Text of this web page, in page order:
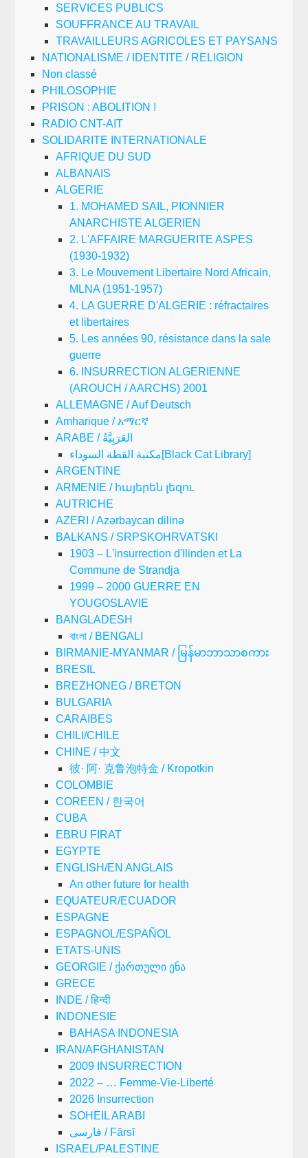
SERVICES PUBLICS
SOUFFRANCE AU TRAVAIL
TRAVAILLEURS AGRICOLES ET PAYSANS
NATIONALISME / IDENTITE / RELIGION
Non classé
PHILOSOPHIE
PRISON : ABOLITION !
RADIO CNT-AIT
SOLIDARITE INTERNATIONALE
AFRIQUE DU SUD
ALBANAIS
ALGERIE
1. MOHAMED SAIL, PIONNIER
ANARCHISTE ALGERIEN
2. L'AFFAIRE MARGUERITE ASPES
(1930-1932)
3. Le Mouvement Libertaire Nord Africain,
MLNA (1951-1957)
4. LA GUERRE D'ALGERIE : réfractaires
et libertaires
5. Les années 90, résistance dans la sale
guerre
6. INSURRECTION ALGERIENNE
(AROUCH / AARCHS) 2001
ALLEMAGNE / Auf Deutsch
Amharique / አማርኛ
ARABE / العَرَبِيَّةُ
مكتبة القطة السوداء[Black Cat Library]
ARGENTINE
ARMENIE / հայերեն լեզու
AUTRICHE
AZERI / Azərbaycan dilinə
BALKANS / SRPSKOHRVATSKI
1903 – L'insurrection d'Ilinden et La
Commune de Strandja
1999 – 2000 GUERRE EN
YOUGOSLAVIE
BANGLADESH
বাংলা / BENGALI
BIRMANIE-MYANMAR / မြန်မာဘာသာစကား
BRESIL
BREZHONEG / BRETON
BULGARIA
CARAIBES
CHILI/CHILE
CHINE / 中文
彼· 阿· 克鲁泡特金 / Kropotkin
COLOMBIE
COREEN / 한국어
CUBA
EBRU FIRAT
EGYPTE
ENGLISH/EN ANGLAIS
An other future for health
EQUATEUR/ECUADOR
ESPAGNE
ESPAGNOL/ESPAÑOL
ETATS-UNIS
GEORGIE / ქართული ენა
GRECE
INDE / हिन्दी
INDONESIE
BAHASA INDONESIA
IRAN/AFGHANISTAN
2009 INSURRECTION
2022 – … Femme-Vie-Liberté
2026 Insurrection
SOHEIL ARABI
فارسی / Fārsī
ISRAEL/PALESTINE